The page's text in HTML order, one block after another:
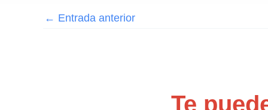
← Entrada anterior
Te